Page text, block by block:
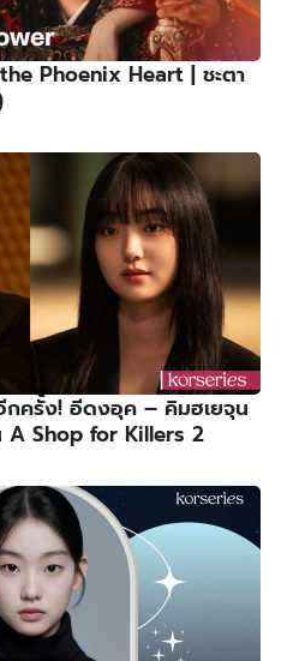
Phoenix Heart | ชะตา
กครั้ง! อีดงอุค – คิมฮเยจุน
A Shop for Killers 2